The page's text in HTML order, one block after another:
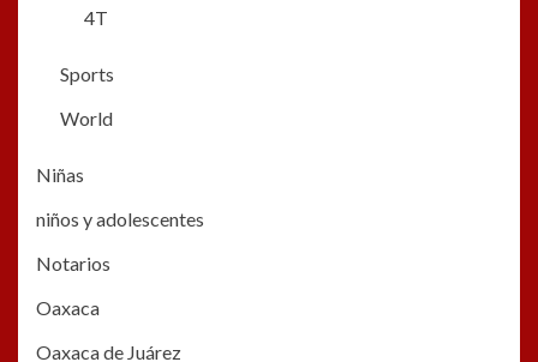
4T
Sports
World
Niñas
niños y adolescentes
Notarios
Oaxaca
Oaxaca de Juárez